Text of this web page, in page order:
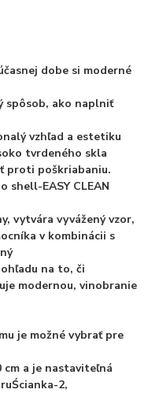
dobe si moderné
spôsob, ako naplniť
vzhľad a estetiku
tvrdeného skla
proti poškriabaniu.
shell-EASY CLEAN
vytvára vyvážený vzor,
v kombinácii s
na to, či
modernou, vinobranie
je možné vybrať pre
cm a je nastaviteľná
2,